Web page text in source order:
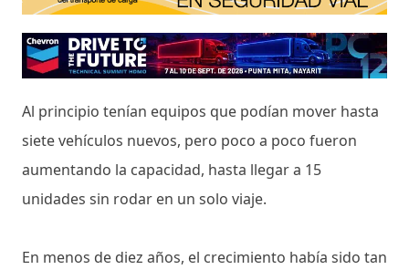
Al principio tenían equipos que podían mover hasta
siete vehículos nuevos, pero poco a poco fueron
aumentando la capacidad, hasta llegar a 15
unidades sin rodar en un solo viaje.
En menos de diez años, el crecimiento había sido tan